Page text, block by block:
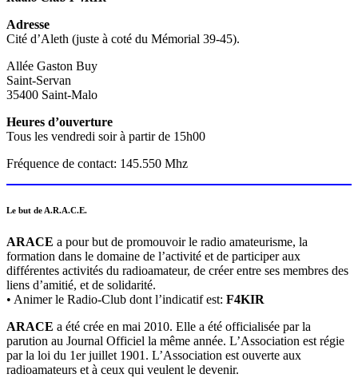
Adresse
Cité d’Aleth (juste à coté du Mémorial 39-45).
Allée Gaston Buy
Saint-Servan
35400 Saint-Malo
Heures d’ouverture
Tous les vendredi soir à partir de 15h00
Fréquence de contact: 145.550 Mhz
Le but de A.R.A.C.E.
ARACE a pour but de promouvoir le radio amateurisme, la
formation dans le domaine de l’activité et de participer aux
différentes activités du radioamateur, de créer entre ses membres des
liens d’amitié, et de solidarité.
• Animer le Radio-Club dont l’indicatif est: F4KIR
ARACE a été crée en mai 2010. Elle a été officialisée par la
parution au Journal Officiel la même année. L’Association est régie
par la loi du 1er juillet 1901. L’Association est ouverte aux
radioamateurs et à ceux qui veulent le devenir.